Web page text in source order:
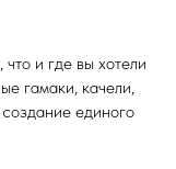
и где вы хотели
гамаки, качели,
единого